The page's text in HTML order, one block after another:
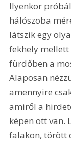
Ilyenkor
hálószoba
látszik egy
fekhely mellett
fürdőben a
Alaposan
amennyire
amiről a
képen ott van.
falakon, törött